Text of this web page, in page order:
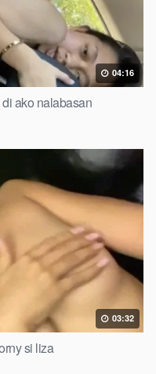
04:16
ako nalabasan
03:32
si liza